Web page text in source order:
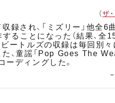
（ザ
録され、「ミズリー」他全
ことになった（結果、全
トルズの収録は毎回別々
、童謡「Pop Goes The
ディングした。